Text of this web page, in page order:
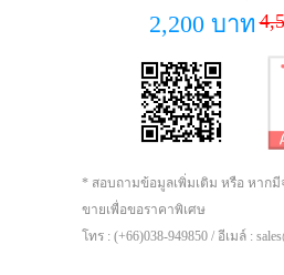
2,200 บาท
* สอบถามข้อมูลเพิ่มเติม หรือ หาก
ขายเพื่อขอราคาพิเศษ
โทร : (+66)038-949850 / อีเมล์ :